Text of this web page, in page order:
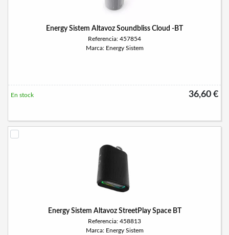
Energy Sistem Altavoz Soundbliss Cloud -BT
Referencia: 457854
Marca: Energy Sistem
36,60 €
En stock
Energy Sistem Altavoz StreetPlay Space BT
Referencia: 458813
Marca: Energy Sistem